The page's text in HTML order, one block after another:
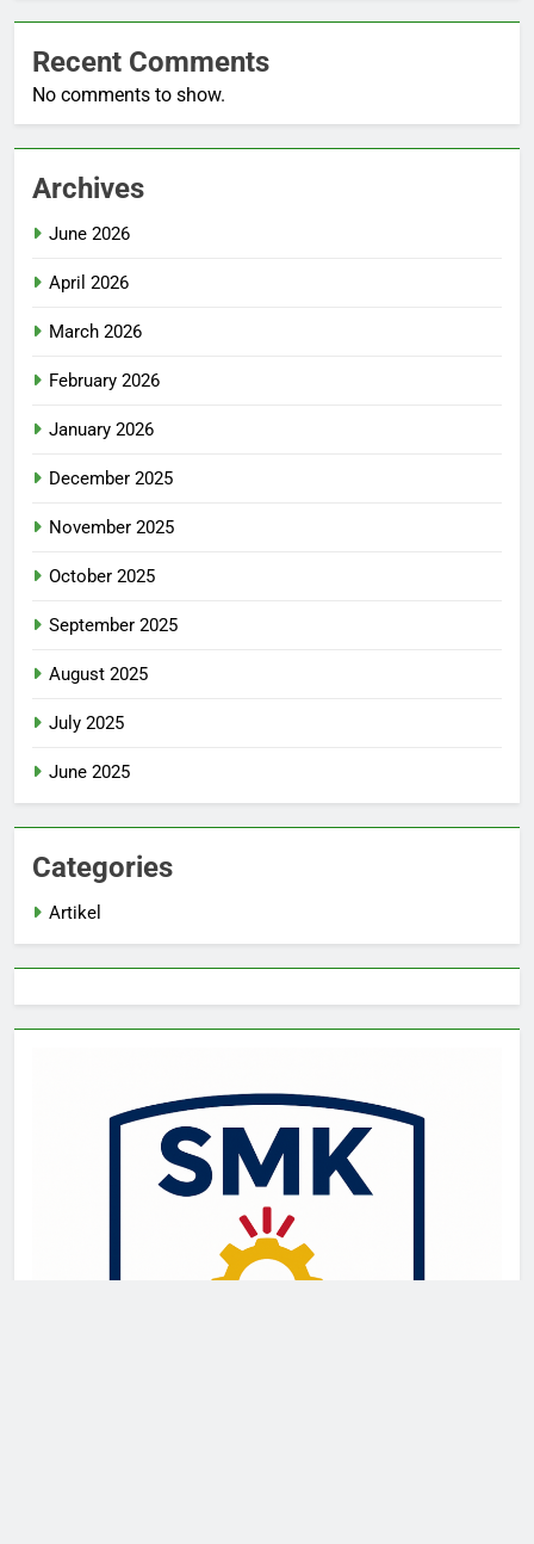
Recent Comments
No comments to show.
Archives
June 2026
April 2026
March 2026
February 2026
January 2026
December 2025
November 2025
October 2025
September 2025
August 2025
July 2025
June 2025
Categories
Artikel